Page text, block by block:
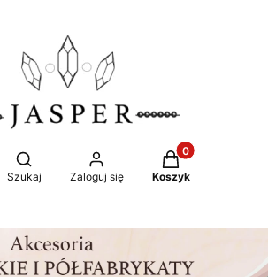
Otwórz wyszukiwarkę
Szukaj Zaloguj się
Produkty w
Koszyk